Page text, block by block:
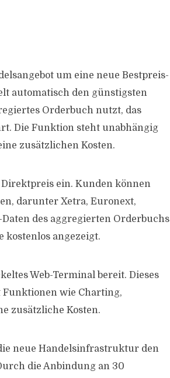
um eine neue Bestpreis-
automatisch den günstigsten
Orderbuch nutzt, das
Die Funktion steht unabhängig
zusätzlichen Kosten.
ein. Kunden können
darunter Xetra, Euronext,
des aggregierten Orderbuchs
kostenlos angezeigt.
Web-Terminal bereit. Dieses
Funktionen wie Charting,
zusätzliche Kosten.
neue Handelsinfrastruktur den
die Anbindung an 30